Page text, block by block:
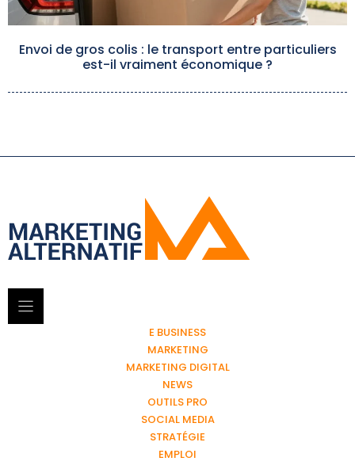
Envoi de gros colis : le transport entre particuliers
est-il vraiment économique ?
E BUSINESS
MARKETING
MARKETING DIGITAL
NEWS
OUTILS PRO
SOCIAL MEDIA
STRATÉGIE
EMPLOI